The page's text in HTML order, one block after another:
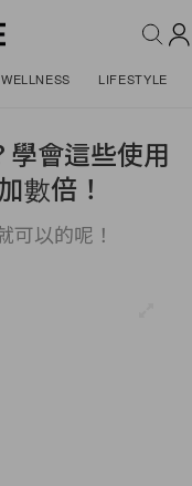
WELLNESS LIFESTYLE
會這些使用
數倍！
可以的呢！